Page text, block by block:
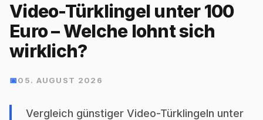
Video-Türklingel unter 100
Euro – Welche lohnt sich
wirklich?
📅05. AUGUST 2026
Vergleich günstiger Video-Türklingeln unter